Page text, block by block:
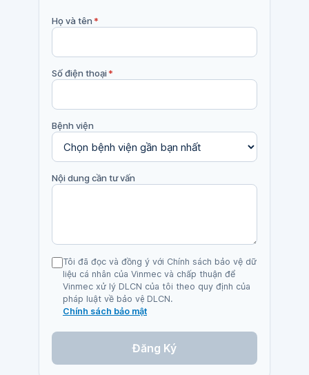
Họ và tên*
Số điện thoại*
Bệnh viện
Nội dung cần tư vấn
Tôi đã đọc và đồng ý với Chính sách bảo vệ dữ
liệu cá nhân của Vinmec và chấp thuận để
Vinmec xử lý DLCN của tôi theo quy định của
pháp luật về bảo vệ DLCN.
Chính sách bảo mật
Đăng Ký